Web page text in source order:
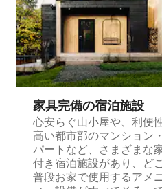
家具完備の宿⁠泊⁠施⁠設
心安らぐ山小屋や、利便
高い都市部のマンション
パートなど、さまざまな
付き宿泊施設があり、ど
普段お家で使用するアメ